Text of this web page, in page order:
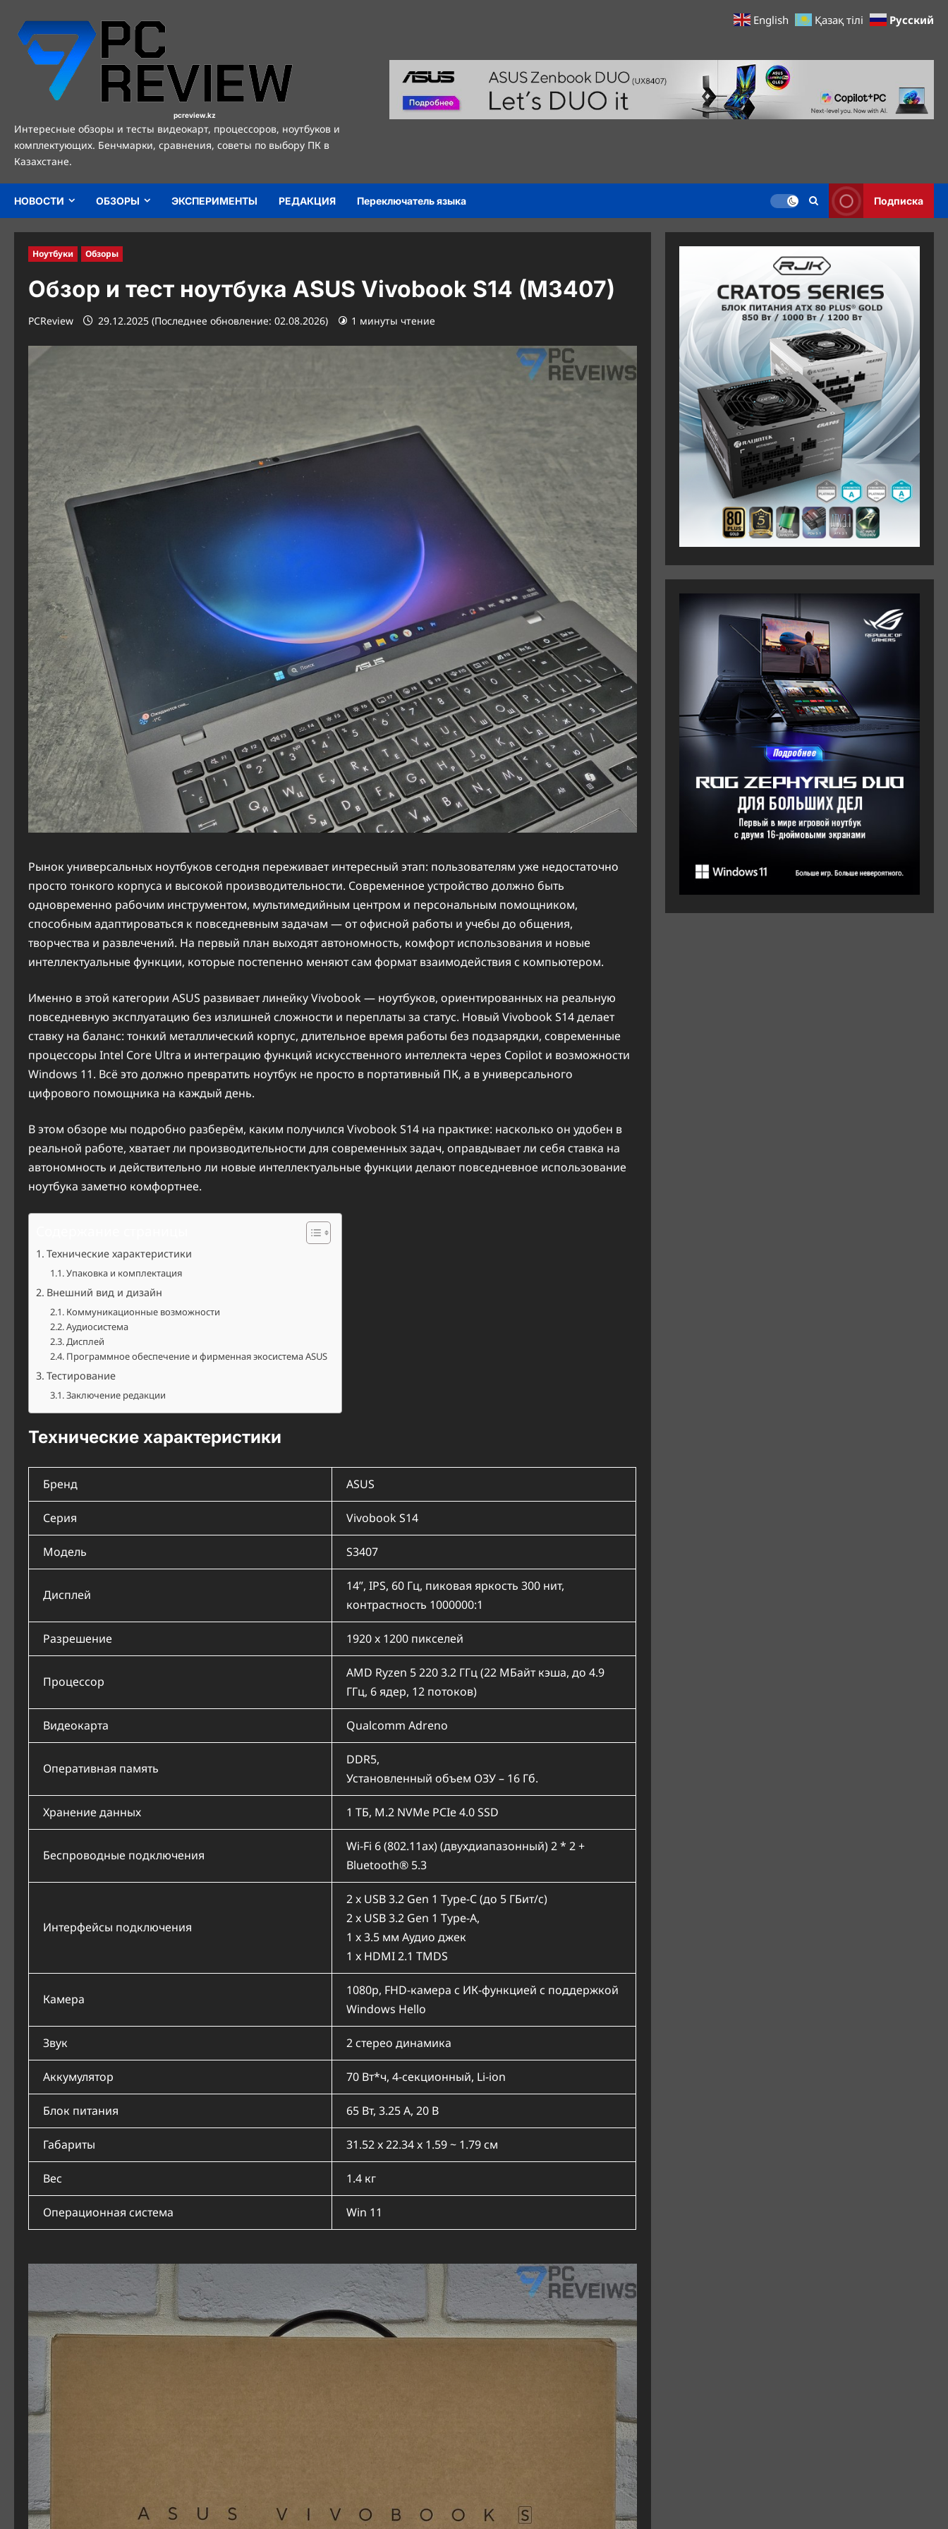
содержимому
pcreview.kz
Интересные обзоры и тесты видеокарт, процессоров, ноутбуков и
комплектующих. Бенчмарки, сравнения, советы по выбору ПК в
Казахстане.
НОВОСТИ ОБЗОРЫ ЭКСПЕРИМЕНТЫ РЕДАКЦИЯ Переключатель языка Подписка
Ноутбуки Обзоры
Обзор и тест ноутбука ASUS Vivobook S14 (M3407)
PCReview 29.12.2025 (Последнее обновление: 02.08.2026) 1 минуты чтение
Рынок универсальных ноутбуков сегодня переживает интересный этап: пользователям уже недостаточно
просто тонкого корпуса и высокой производительности. Современное устройство должно быть
одновременно рабочим инструментом, мультимедийным центром и персональным помощником,
способным адаптироваться к повседневным задачам — от офисной работы и учебы до общения,
творчества и развлечений. На первый план выходят автономность, комфорт использования и новые
интеллектуальные функции, которые постепенно меняют сам формат взаимодействия с компьютером.
Именно в этой категории ASUS развивает линейку Vivobook — ноутбуков, ориентированных на реальную
повседневную эксплуатацию без излишней сложности и переплаты за статус. Новый Vivobook S14 делает
ставку на баланс: тонкий металлический корпус, длительное время работы без подзарядки, современные
процессоры Intel Core Ultra и интеграцию функций искусственного интеллекта через Copilot и возможности
Windows 11. Всё это должно превратить ноутбук не просто в портативный ПК, а в универсального
цифрового помощника на каждый день.
В этом обзоре мы подробно разберём, каким получился Vivobook S14 на практике: насколько он удобен в
реальной работе, хватает ли производительности для современных задач, оправдывает ли себя ставка на
автономность и действительно ли новые интеллектуальные функции делают повседневное использование
ноутбука заметно комфортнее.
Технические характеристики
Упаковка и комплектация
Внешний вид и дизайн
Коммуникационные возможности
Аудиосистема
Дисплей
Программное обеспечение и фирменная экосистема ASUS
Тестирование
Заключение редакции
Технические характеристики
Бренд ASUS
Серия Vivobook S14
Модель S3407
Дисплей
14”, IPS, 60 Гц, пиковая яркость 300 нит,
контрастность 1000000:1
Разрешение 1920 x 1200 пикселей
Процессор
AMD Ryzen 5 220 3.2 ГГц (22 МБайт кэша, до 4.9
ГГц, 6 ядер, 12 потоков)
Видеокарта Qualcomm Adreno
Оперативная память
DDR5,
Установленный объем ОЗУ – 16 Гб.
Хранение данных 1 ТБ, M.2 NVMe PCIe 4.0 SSD
Беспроводные подключения
Wi-Fi 6 (802.11ax) (двухдиапазонный) 2 * 2 +
Bluetooth® 5.3
Интерфейсы подключения
2 x USB 3.2 Gen 1 Type-C (до 5 ГБит/с)
2 x USB 3.2 Gen 1 Type-A,
1 x 3.5 мм Аудио джек
1 x HDMI 2.1 TMDS
Камера
1080p, FHD-камера с ИК-функцией с поддержкой
Windows Hello
Звук 2 стерео динамика
Аккумулятор 70 Вт*ч, 4-секционный, Li-ion
Блок питания 65 Вт, 3.25 А, 20 В
Габариты 31.52 x 22.34 x 1.59 ~ 1.79 см
Вес 1.4 кг
Операционная система Win 11
English Қазақ тілі Русский